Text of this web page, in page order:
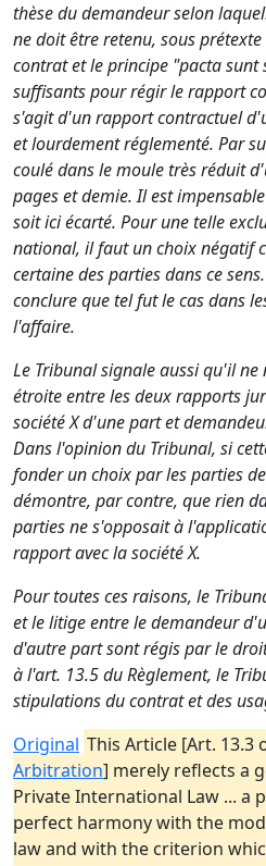
thèse du demandeur selon
ne doit être retenu, sous
contrat et le principe "pacta sunt
suffisants pour régir le rapport
s'agit d'un rapport contractuel
et lourdement réglementé. Par
coulé dans le moule très réduit
pages et demie. Il est
soit ici écarté. Pour une telle
national, il faut un choix négatif
certaine des parties dans ce
conclure que tel fut le cas dans
l'affaire.
Le Tribunal signale aussi qu'il ne
étroite entre les deux rapports
société X d'une part et
Dans l'opinion du Tribunal, si
fonder un choix par les parties
démontre, par contre, que rien
parties ne s'opposait à
rapport avec la société X.
Pour toutes ces raisons, le
et le litige entre le demandeur
d'autre part sont régis par le
à l'art. 13.5 du Règlement, le
stipulations du contrat et des
Original This Article [Art. 13.3
Arbitration] merely reflects a
Private International Law ... a
perfect harmony with the
law and with the criterion